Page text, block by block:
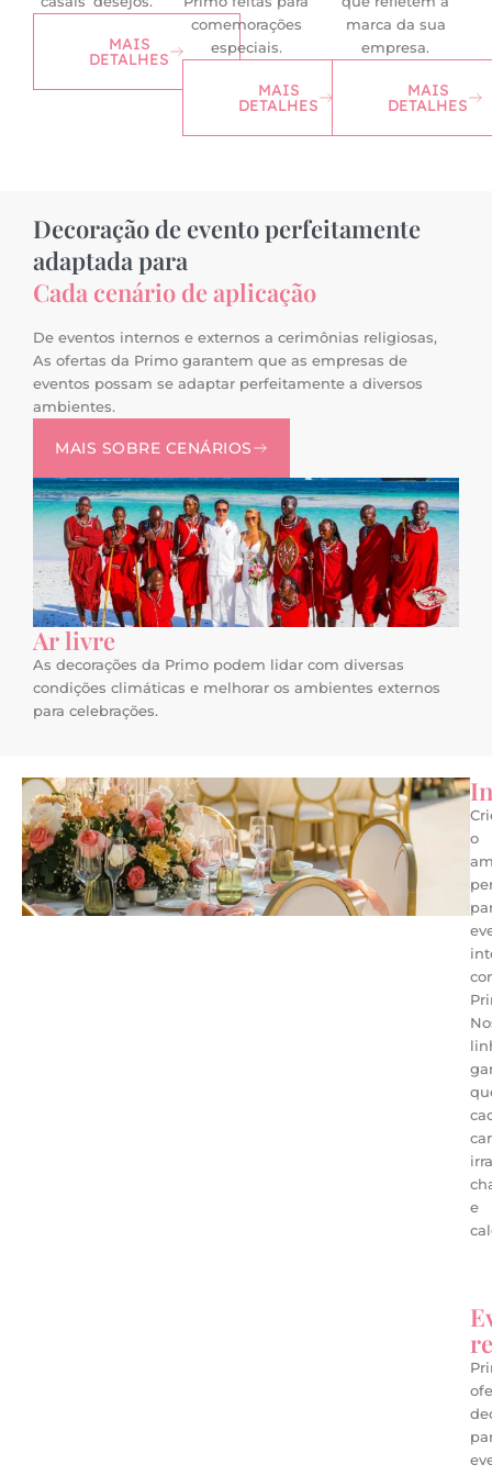
MAIS
DETALHES
comemorações
especiais.
MAIS
DETALHES
marca da sua
empresa.
MAIS
DETALHES
Decoração de evento perfeitamente
adaptada para
Cada cenário de aplicação
De eventos internos e externos a cerimônias religiosas,
As ofertas da Primo garantem que as empresas de
eventos possam se adaptar perfeitamente a diversos
ambientes.
MAIS SOBRE CENÁRIOS
Ar livre
As decorações da Primo podem lidar com diversas
condições climáticas e melhorar os ambientes externos
para celebrações.
o
e